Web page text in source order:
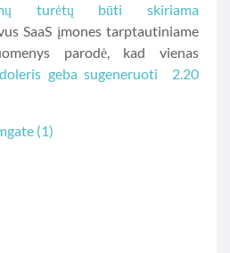
turėtų būti skiriama
SaaS įmones tarptautiniame
parodė, kad vienas
doleris geba sugeneruoti 2.20